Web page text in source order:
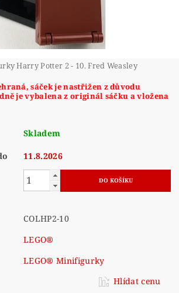
Harry Potter 2 - 10. Fred Weasley
sáček je nastřižen z důvodu
je vybalena z originál sáčku a vložena
Skladem
11.8.2026
COLHP2-10
LEGO®
LEGO® Minifigurky
Hlídat cenu